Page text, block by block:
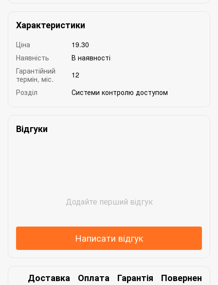
Характеристики
Ціна
19.30
Наявність
В наявності
Гарантійний
термін, міс.
12
Розділ
Системи контролю доступом
Відгуки
Додайте перший відгук
Написати відгук
Доставка Оплата Гарантія Повернення